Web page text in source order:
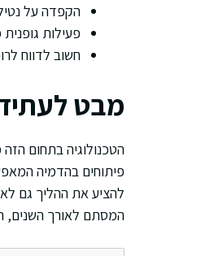
הקפדה על
פעילות
חשוב לדווח
מבט
הטכנולוגיה בתחום
פיתוחים בהדמיה
להציע את ההליך גם
המסתם לאורך השנים,